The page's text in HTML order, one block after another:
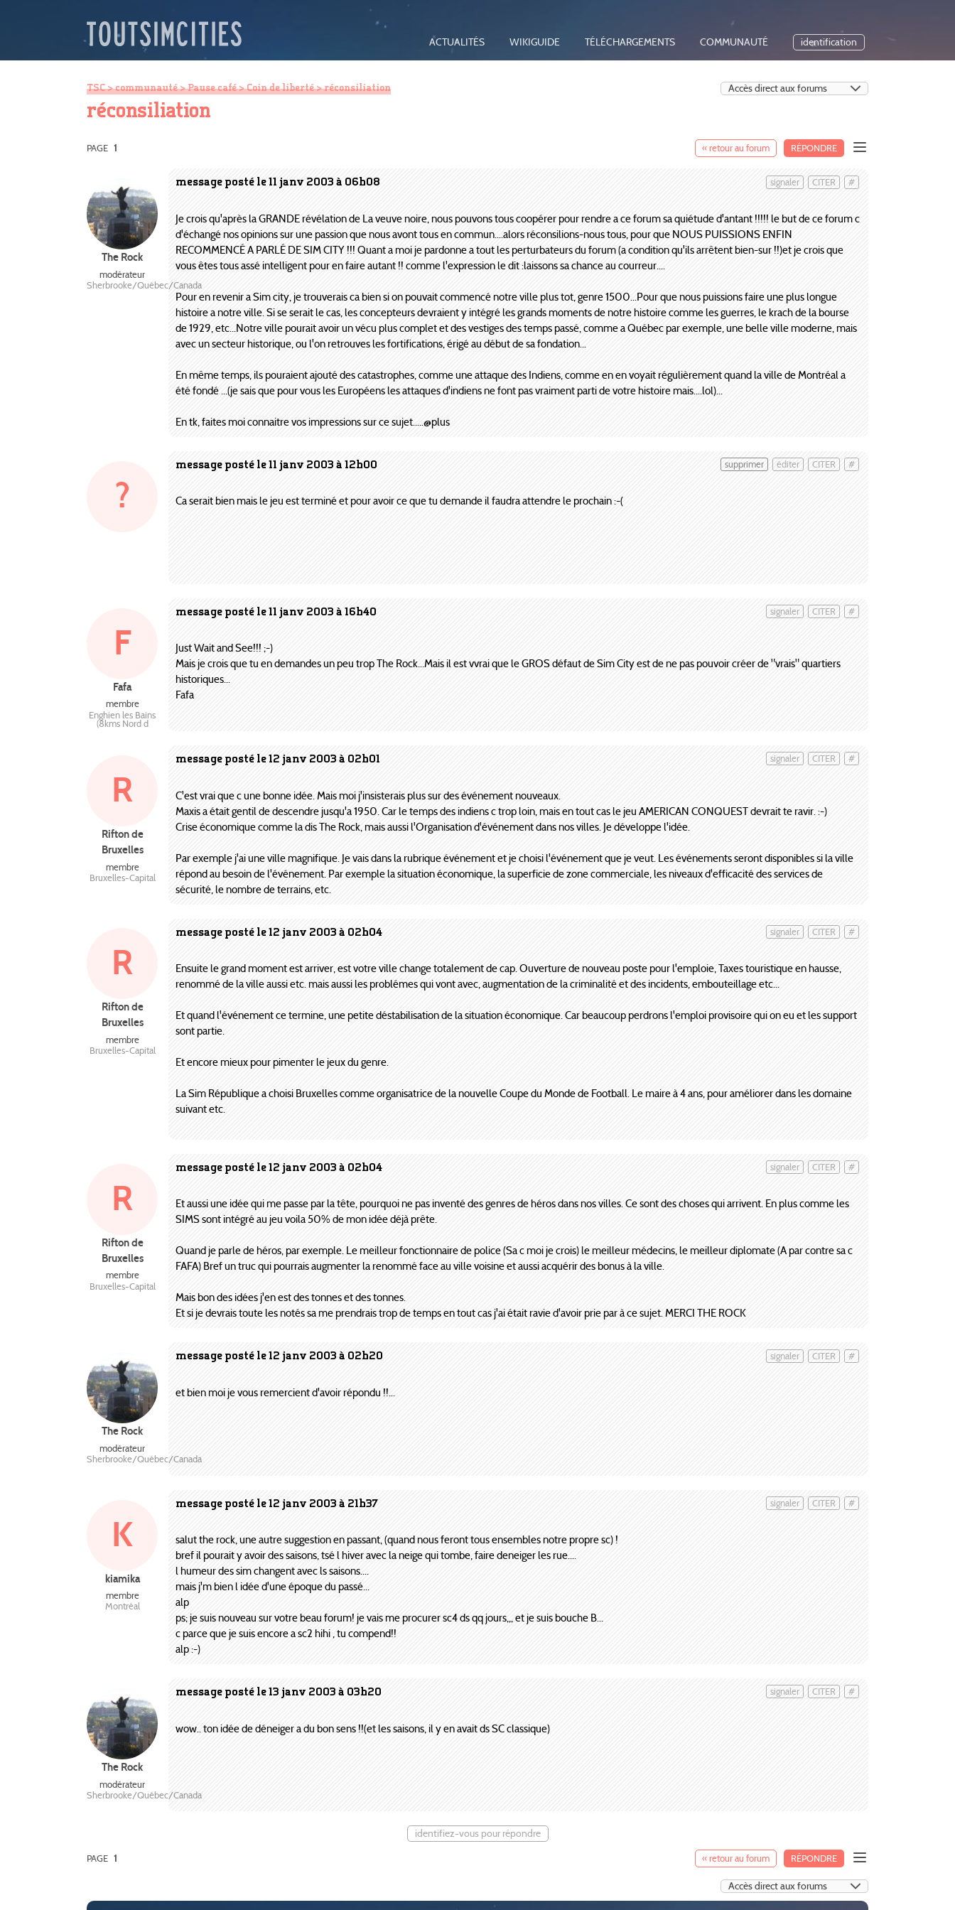
ACTUALITÉS WIKIGUIDE TÉLÉCHARGEMENTS COMMUNAUTÉ identification
TSC>communauté>Pause café>Coin de liberté> réconsiliation
réconsiliation
« retour au forum RÉPONDRE
PAGE 1
message posté le 11 janv 2003 à 06h08 #
CITER
signaler
The Rock
modérateur
Sherbrooke/Québec/Canada
Je crois qu'après la GRANDE révélation de La veuve noire, nous pouvons tous coopérer pour rendre a ce forum sa quiétude d'antant !!!!! le but de ce forum c
d'échangé nos opinions sur une passion que nous avont tous en commun....alors réconsilions-nous tous, pour que NOUS PUISSIONS ENFIN
RECOMMENCÉ A PARLÉ DE SIM CITY !!! Quant a moi je pardonne a tout les perturbateurs du forum (a condition qu'ils arrêtent bien-sur !!)et je crois que
vous êtes tous assé intelligent pour en faire autant !! comme l'expression le dit :laissons sa chance au courreur....
Pour en revenir a Sim city, je trouverais ca bien si on pouvait commencé notre ville plus tot, genre 1500...Pour que nous puissions faire une plus longue
histoire a notre ville. Si se serait le cas, les concepteurs devraient y intégré les grands moments de notre histoire comme les guerres, le krach de la bourse
de 1929, etc...Notre ville pourait avoir un vécu plus complet et des vestiges des temps passé, comme a Québec par exemple, une belle ville moderne, mais
avec un secteur historique, ou l'on retrouves les fortifications, érigé au début de sa fondation...
En même temps, ils pouraient ajouté des catastrophes, comme une attaque des Indiens, comme en en voyait régulièrement quand la ville de Montréal a
été fondé ...(je sais que pour vous les Européens les attaques d'indiens ne font pas vraiment parti de votre histoire mais....lol)...
En tk, faites moi connaitre vos impressions sur ce sujet.....@plus
message posté le 11 janv 2003 à 12h00 #
CITER
éditer
supprimer
? Ca serait bien mais le jeu est terminé et pour avoir ce que tu demande il faudra attendre le prochain :-(
message posté le 11 janv 2003 à 16h40 #
CITER
signaler
F
Fafa
membre
Enghien les Bains
(8kms Nord d
Just Wait and See!!! ;-)
Mais je crois que tu en demandes un peu trop The Rock...Mais il est vvrai que le GROS défaut de Sim City est de ne pas pouvoir créer de "vrais" quartiers
historiques...
Fafa
message posté le 12 janv 2003 à 02h01 #
CITER
signaler
R
Rifton de
Bruxelles
membre
Bruxelles-Capital
C'est vrai que c une bonne idée. Mais moi j'insisterais plus sur des événement nouveaux.
Maxis a était gentil de descendre jusqu'a 1950. Car le temps des indiens c trop loin, mais en tout cas le jeu AMERICAN CONQUEST devrait te ravir. :-)
Crise économique comme la dis The Rock, mais aussi l'Organisation d'événement dans nos villes. Je développe l'idée.
Par exemple j'ai une ville magnifique. Je vais dans la rubrique événement et je choisi l'événement que je veut. Les événements seront disponibles si la ville
répond au besoin de l'événement. Par exemple la situation économique, la superficie de zone commerciale, les niveaux d'efficacité des services de
sécurité, le nombre de terrains, etc.
message posté le 12 janv 2003 à 02h04 #
CITER
signaler
R
Rifton de
Bruxelles
membre
Bruxelles-Capital
Ensuite le grand moment est arriver, est votre ville change totalement de cap. Ouverture de nouveau poste pour l'emploie, Taxes touristique en hausse,
renommé de la ville aussi etc. mais aussi les problémes qui vont avec, augmentation de la criminalité et des incidents, embouteillage etc...
Et quand l'événement ce termine, une petite déstabilisation de la situation économique. Car beaucoup perdrons l'emploi provisoire qui on eu et les support
sont partie.
Et encore mieux pour pimenter le jeux du genre.
La Sim République a choisi Bruxelles comme organisatrice de la nouvelle Coupe du Monde de Football. Le maire à 4 ans, pour améliorer dans les domaine
suivant etc.
message posté le 12 janv 2003 à 02h04 #
CITER
signaler
R
Rifton de
Bruxelles
membre
Bruxelles-Capital
Et aussi une idée qui me passe par la tête, pourquoi ne pas inventé des genres de héros dans nos villes. Ce sont des choses qui arrivent. En plus comme les
SIMS sont intégré au jeu voila 50% de mon idée déjà prête.
Quand je parle de héros, par exemple. Le meilleur fonctionnaire de police (Sa c moi je crois) le meilleur médecins, le meilleur diplomate (A par contre sa c
FAFA) Bref un truc qui pourrais augmenter la renommé face au ville voisine et aussi acquérir des bonus à la ville.
Mais bon des idées j'en est des tonnes et des tonnes.
Et si je devrais toute les notés sa me prendrais trop de temps en tout cas j'ai était ravie d'avoir prie par à ce sujet. MERCI THE ROCK
message posté le 12 janv 2003 à 02h20 #
CITER
signaler
The Rock
modérateur
Sherbrooke/Québec/Canada
et bien moi je vous remercient d'avoir répondu !!...
message posté le 12 janv 2003 à 21h37 #
CITER
signaler
K
kiamika
membre
Montréal
salut the rock, une autre suggestion en passant, (quand nous feront tous ensembles notre propre sc) !
bref il pourait y avoir des saisons, tsé l hiver avec la neige qui tombe, faire deneiger les rue....
l humeur des sim changent avec ls saisons....
mais j'm bien l idée d'une époque du passé...
alp
ps; je suis nouveau sur votre beau forum! je vais me procurer sc4 ds qq jours,,, et je suis bouche B...
c parce que je suis encore a sc2 hihi , tu compend!!
alp :-)
message posté le 13 janv 2003 à 03h20 #
CITER
signaler
The Rock
modérateur
Sherbrooke/Québec/Canada
wow.. ton idée de déneiger a du bon sens !!(et les saisons, il y en avait ds SC classique)
identifiez-vous pour répondre
« retour au forum RÉPONDRE
PAGE 1